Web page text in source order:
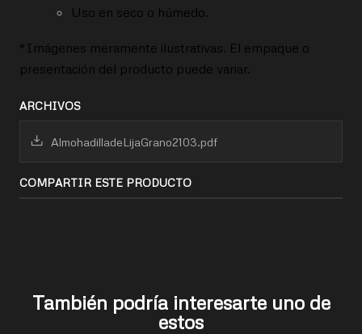
Uso en seco o húmedo.
*Imágenes meramente ilustrativas. El empaque o
presentación del producto puede variar.
ARCHIVOS
AlmohadilladeLijaGrano2103.pdf
COMPARTIR ESTE PRODUCTO
También podría interesarte uno de
estos